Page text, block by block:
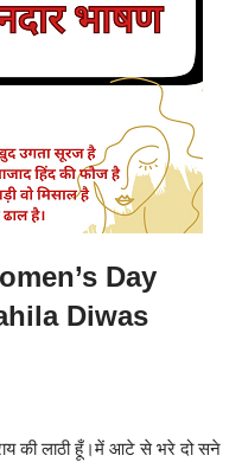
Day
Diwas
की लाठी हूँ।में आटे से भरे दो सने